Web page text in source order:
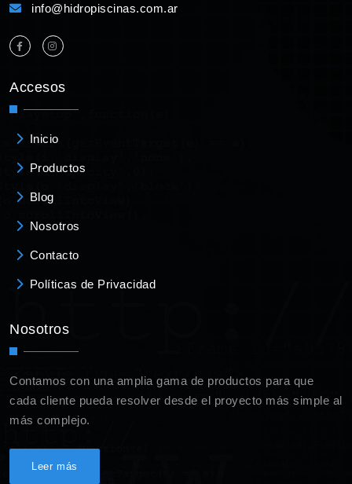
info@hidropiscinas.com.ar
Accesos
Inicio
Productos
Blog
Nosotros
Contacto
Políticas de Privacidad
Nosotros
Contamos con una amplia gama de productos para que
cada cliente pueda resolver desde el proyecto más simple al
más complejo.
Leer más